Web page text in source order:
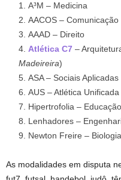
A³M – Medicina
AACOS – Comunicação
AAAD – Direito
Atlética C7 –
Madeireira)
ASA – Sociais Aplicadas
AUS – Atlética
Hipertrofolia –
Lenhadores –
Newton Freire – Biologia
As modalidades em disputa